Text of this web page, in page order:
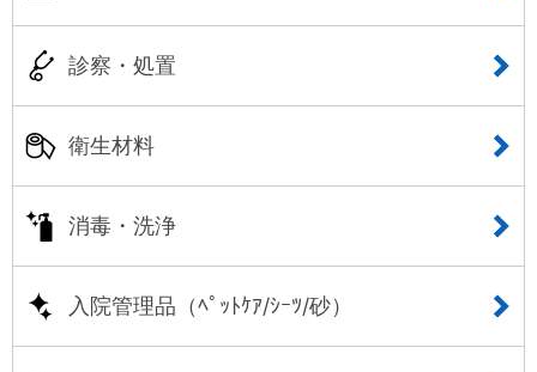
診察・処置
衛生材料
消毒・洗浄
入院管理品（ﾍﾟｯﾄｹｱ/ｼｰﾂ/砂）